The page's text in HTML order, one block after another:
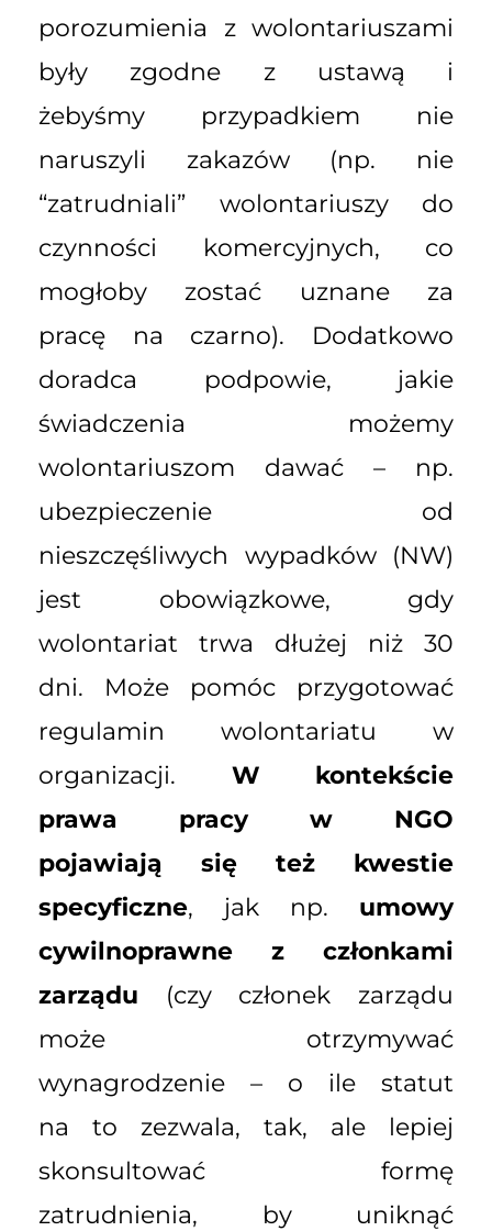
porozumienia z wolontariuszami
były zgodne z ustawą i
żebyśmy przypadkiem nie
naruszyli zakazów (np. nie
“zatrudniali” wolontariuszy do
czynności komercyjnych, co
mogłoby zostać uznane za
pracę na czarno). Dodatkowo
doradca podpowie, jakie
świadczenia możemy
wolontariuszom dawać – np.
ubezpieczenie od
nieszczęśliwych wypadków (NW)
jest obowiązkowe, gdy
wolontariat trwa dłużej niż 30
dni. Może pomóc przygotować
regulamin wolontariatu w
organizacji. W kontekście
prawa pracy w NGO
pojawiają się też kwestie
specyficzne, jak np. umowy
cywilnoprawne z członkami
zarządu (czy członek zarządu
może otrzymywać
wynagrodzenie – o ile statut
na to zezwala, tak, ale lepiej
skonsultować formę
zatrudnienia, by uniknąć